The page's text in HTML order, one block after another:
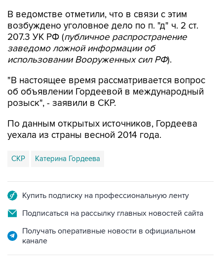
В ведомстве отметили, что в связи с этим
возбуждено уголовное дело по п. "д" ч. 2 ст.
207.3 УК РФ (публичное распространение
заведомо ложной информации об
использовании Вооруженных сил РФ).
"В настоящее время рассматривается вопрос
об объявлении Гордеевой в международный
розыск", - заявили в СКР.
По данным открытых источников, Гордеева
уехала из страны весной 2014 года.
СКР Катерина Гордеева
Купить подписку на профессиональную ленту
Подписаться на рассылку главных новостей сайта
Получать оперативные новости в официальном
канале